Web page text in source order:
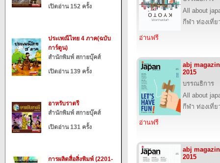
เปิดอ่าน 152 ครั้ง
ประเพณีไทย 4 ภาค(ฉบับ
การ์ตูน)
สำนักพิมพ์ สกายบุ๊คส์
เปิดอ่าน 139 ครั้ง
อาหรับราตรี
สำนักพิมพ์ สกายบุ๊คส์
เปิดอ่าน 131 ครั้ง
การผลิตสื่อสิ่งพิมพ์ (2201-
All about
กีฬา ท่องเที่
อ่านฟรี
abj
2015
บรรณธิการ
All about
กีฬา ท่องเที่
อ่านฟรี
abj
2015